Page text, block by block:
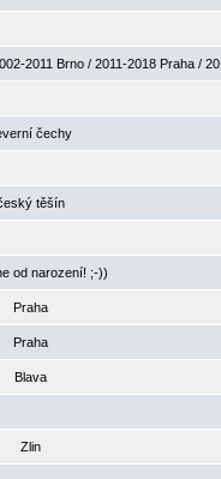
2011 Brno / 2011-2018 Praha /
čechy
těšín
od narození! ;-))
Praha
Praha
Blava
Zlin